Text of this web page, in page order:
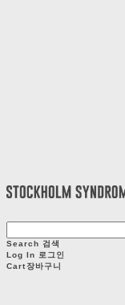
Search 검색
Log In 로그인
Cart장바구니